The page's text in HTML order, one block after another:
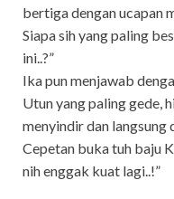
bertiga dengan ucapan
Siapa sih yang paling
ini..?”
Ika pun menjawab
Utun yang paling gede,
menyindir dan langsung
Cepetan buka tuh baju
nih enggak kuat lagi..!”